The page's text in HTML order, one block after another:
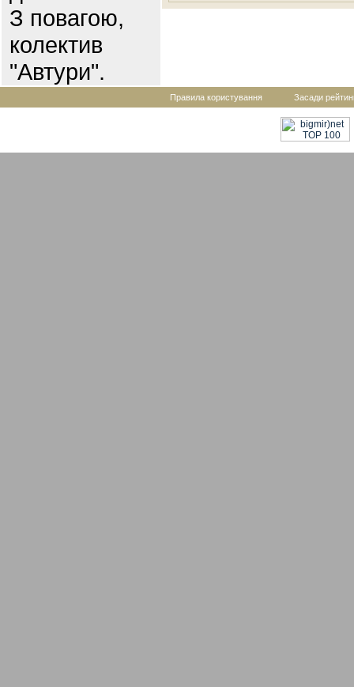
З повагою,
колектив
"Автури".
Правила користування Засади